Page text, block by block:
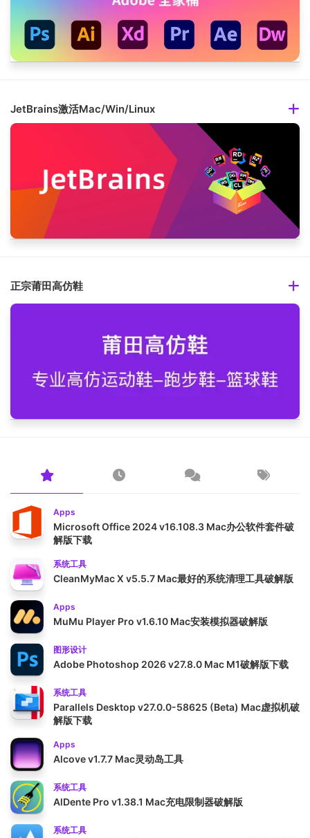
JetBrains激活Mac/Win/Linux
正宗莆田高仿鞋
Apps
Microsoft Office 2024 v16.108.3 Mac办公软件套件破
解版下载
系统工具
CleanMyMac X v5.5.7 Mac最好的系统清理工具破解版
Apps
MuMu Player Pro v1.6.10 Mac安装模拟器破解版
图形设计
Adobe Photoshop 2026 v27.8.0 Mac M1破解版下载
系统工具
Parallels Desktop v27.0.0-58625 (Beta) Mac虚拟机破
解版下载
Apps
Alcove v1.7.7 Mac灵动岛工具
系统工具
AlDente Pro v1.38.1 Mac充电限制器破解版
系统工具